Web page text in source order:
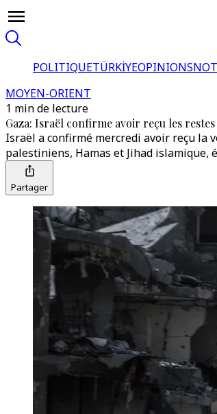
POLITIQUETÜRKİYEOPINIONS
MOYEN-ORIENT
1 min de lecture
Gaza: Israël confirme avoir reçu les
Israël a confirmé mercredi avoir reçu la
palestiniens, Hamas et Jihad islamique,
Partager